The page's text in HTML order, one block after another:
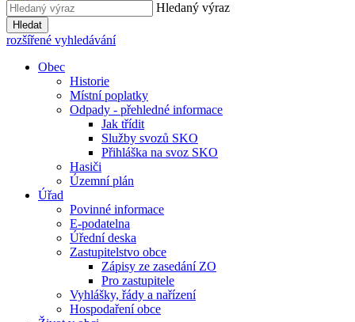
Hledaný výraz
Hledat
rozšířené vyhledávání
Obec
Historie
Místní poplatky
Odpady - přehledné informace
Jak třídit
Služby svozů SKO
Přihláška na svoz SKO
Hasiči
Územní plán
Úřad
Povinné informace
E-podatelna
Úřední deska
Zastupitelstvo obce
Zápisy ze zasedání ZO
Pro zastupitele
Vyhlášky, řády a nařízení
Hospodaření obce